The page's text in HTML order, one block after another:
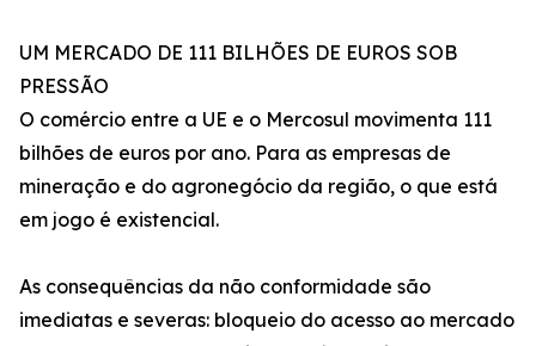
UM MERCADO DE 111 BILHÕES DE EUROS SOB
PRESSÃO
O comércio entre a UE e o Mercosul movimenta 111
bilhões de euros por ano. Para as empresas de
mineração e do agronegócio da região, o que está
em jogo é existencial.
As consequências da não conformidade são
imediatas e severas: bloqueio do acesso ao mercado